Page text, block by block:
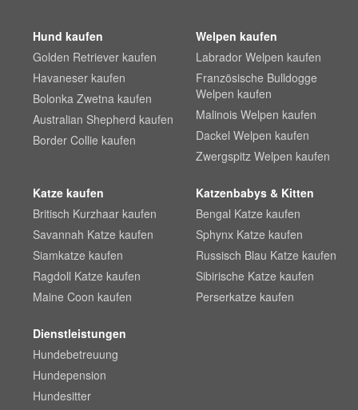
Hund kaufen
Golden Retriever kaufen
Havaneser kaufen
Bolonka Zwetna kaufen
Australian Shepherd kaufen
Border Collie kaufen
Welpen kaufen
Labrador Welpen kaufen
Französische Bulldogge
Welpen kaufen
Malinois Welpen kaufen
Dackel Welpen kaufen
Zwergspitz Welpen kaufen
Katze kaufen
Britisch Kurzhaar kaufen
Savannah Katze kaufen
Siamkatze kaufen
Ragdoll Katze kaufen
Maine Coon kaufen
Katzenbabys & Kitten
Bengal Katze kaufen
Sphynx Katze kaufen
Russisch Blau Katze kaufen
Sibirische Katze kaufen
Perserkatze kaufen
Dienstleistungen
Hundebetreuung
Hundepension
Hundesitter